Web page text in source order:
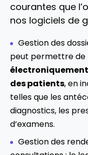
courantes que
nos logiciels de
Gestion des
peut permettre de
des patients, en
telles que les
diagnostics, les
d’examens.
Gestion des